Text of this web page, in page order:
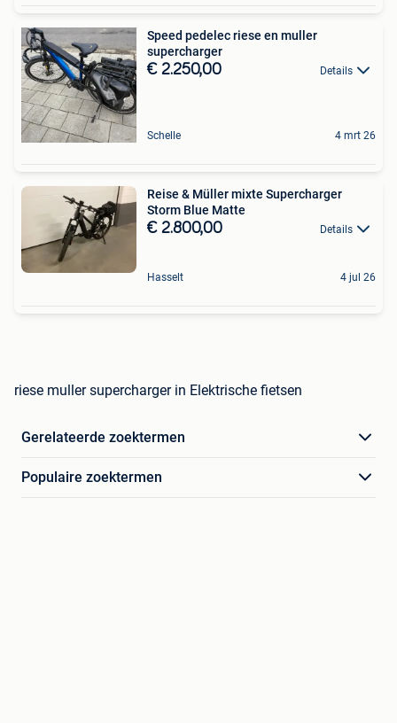
Speed pedelec riese en muller
supercharger
€ 2.250,00 Details
Schelle 4 mrt 26
Reise & Müller mixte Supercharger
Storm Blue Matte
€ 2.800,00 Details
Hasselt 4 jul 26
riese muller supercharger in Elektrische fietsen
Gerelateerde zoektermen
Populaire zoektermen